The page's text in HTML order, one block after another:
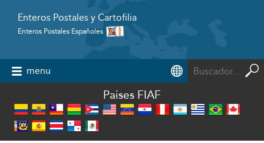
Enteros Postales y Cartofilia
Enteros Postales Españoles
menu
Paises FIAF